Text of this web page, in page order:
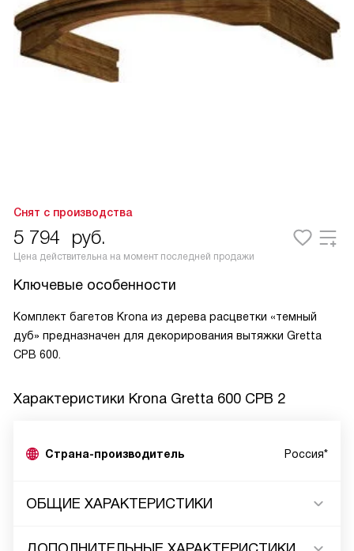
Снят с производства
5 794 руб.
Цена действительна на момент последней продажи
Ключевые особенности
Комплект багетов Krona из дерева расцветки «темный
дуб» предназначен для декорирования вытяжки Gretta
CPB 600.
Характеристики Krona Gretta 600 CPB 2
Страна-производитель Россия*
ОБЩИЕ ХАРАКТЕРИСТИКИ